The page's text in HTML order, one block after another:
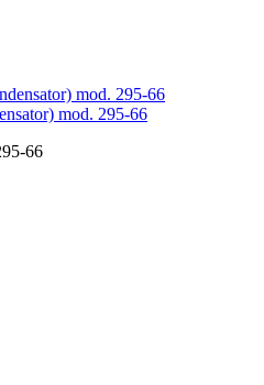
mod. 295-66
66